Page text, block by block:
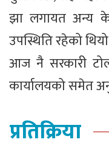
झा लगायत अन्य
उपस्थिति रहेको
आज नै सरकारी
कार्यालयको समेत
प्रतिक्रिया